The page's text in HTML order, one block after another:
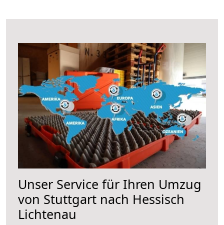
Unser Service für Ihren Umzug
von Stuttgart nach Hessisch
Lichtenau